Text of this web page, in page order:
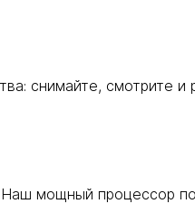
снимайте, смотрите и
мощный процессор